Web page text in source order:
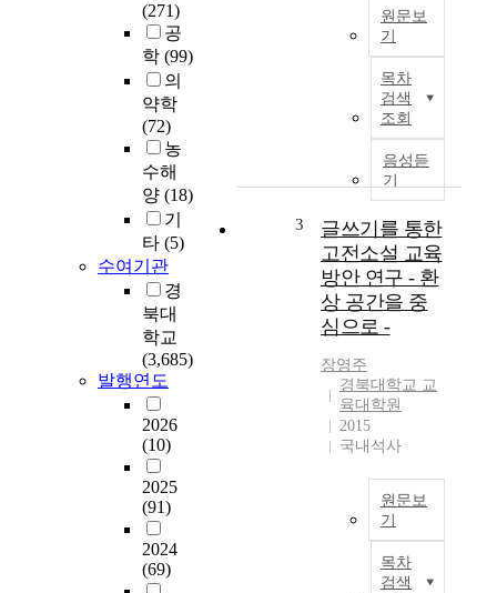
(271)
공
학 (99)
의
약학
(72)
농
수해
양 (18)
기
타 (5)
수여기관
경
북대
학교
(3,685)
발행연도
2026
(10)
2025
(91)
2024
(69)
원문보
기
목차
검색
조회
음성듣
기
3
글쓰기를 통한
고전소설 교육
방안 연구 - 환
상 공간을 중
심으로 -
장영주
경북대학교 교
육대학원
2015
국내석사
원문보
기
목차
검색